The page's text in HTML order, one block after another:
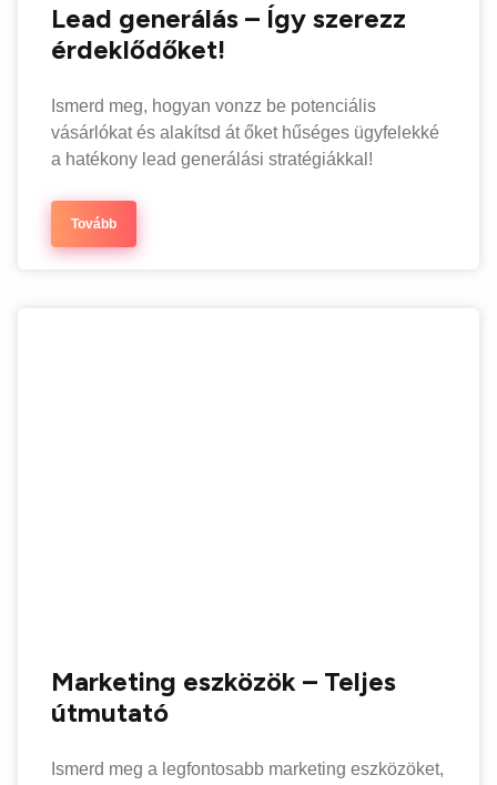
Lead generálás – Így szerezz
érdeklődőket!
Ismerd meg, hogyan vonzz be potenciális
vásárlókat és alakítsd át őket hűséges ügyfelekké
a hatékony lead generálási stratégiákkal!
Tovább
Marketing eszközök – Teljes
útmutató
Ismerd meg a legfontosabb marketing eszközöket,